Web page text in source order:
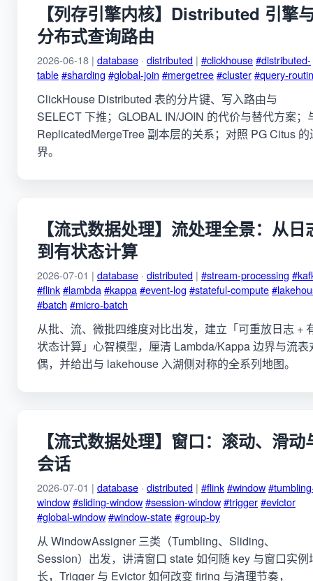
【列存引擎内核】Distributed 引擎
分布式查询路由
2026-06-18 | database · distributed | #clickhouse#distributed-
table#sharding #global-join #mergetree#cluster#query-
ClickHouse Distributed 表的分片键、写入路由与
SELECT 下推；GLOBAL IN/JOIN 的代价与替代方案；
ReplicatedMergeTree 副本层的关系；对照 PG Citus 的
界。
【流式数据处理】流处理全景：从日
到有状态计算
2026-07-01 | database · distributed | #stream-processing
#flink#lambda#kappa#event-log #stateful-compute
#batch #micro-batch
从批、流、微批四维度对比出发，建立「可重放日志 +
状态计算」心智模型，厘清 Lambda/Kappa 边界与流表
偶，并给出与 lakehouse 入湖侧对称的全系列地图。
【流式数据处理】窗口：滚动、滑动
会话
2026-07-01 | database · distributed | #flink#window
window#sliding-window#session-window#trigger#evictor
#global-window#window-state#group-by
从 WindowAssigner 三类（Tumbling、Sliding、
Session）出发，讲清窗口 state 如何随 key 与窗口实例
长，Trigger 与 Evictor 如何改变 firing 与清理节奏，